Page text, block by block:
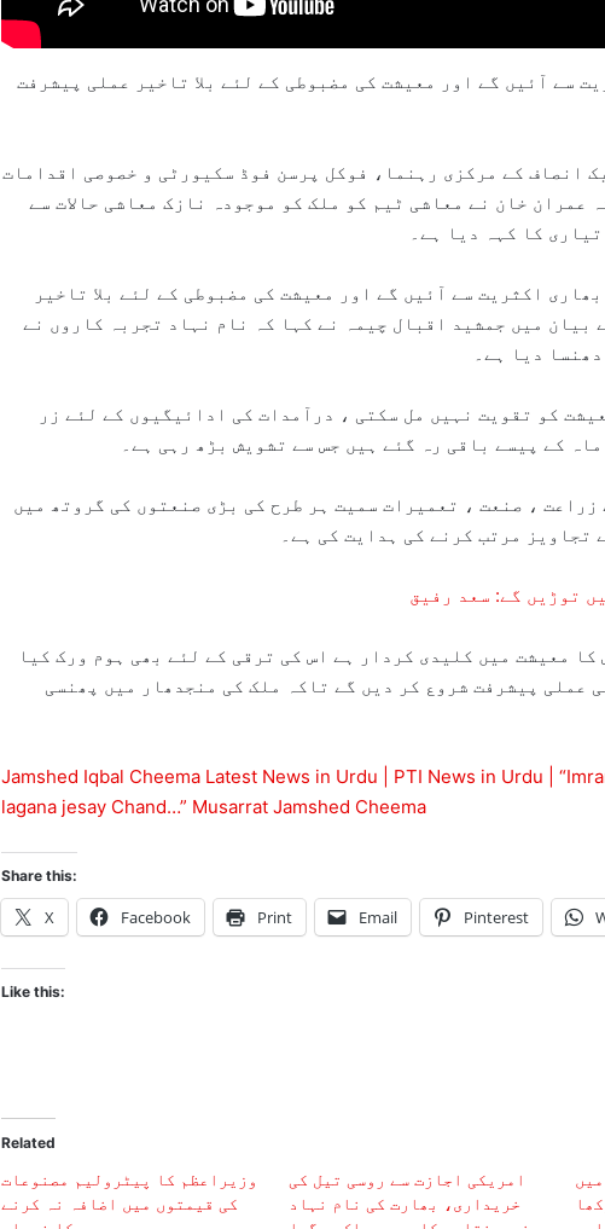
سے آئیں گے اور معیشت کی مضبوطی کے لئے بلا تاخیر عملی پیشرفت
انصاف کے مرکزی رہنما، فوکل پرسن فوڈ سکیورٹی و خصوصی اقدامات
عمران خان نے معاشی ٹیم کو ملک کو موجودہ نازک معاشی حالات سے
کا کہہ دیا ہے۔
اکثریت سے آئیں گے اور معیشت کی مضبوطی کے لئے بلا تاخیر
بیان میں جمشید اقبال چیمہ نے کہا کہ نام نہاد تجربہ کاروں نے
دیا ہے۔
کو تقویت نہیں مل سکتی ، درآمدات کی ادائیگیوں کے لئے زر
کے پیسے باقی رہ گئے ہیں جس سے تشویش بڑھ رہی ہے۔
زراعت ، صنعت ، تعمیرات سمیت ہر طرح کی بڑی صنعتوں کی گروتھ میں
تجاویز مرتب کرنے کی ہدایت کی ہے۔
توڑیں گے: سعد رفیق
معیشت میں کلیدی کردار ہے اس کی ترقی کے لئے بھی ہوم ورک کیا
عملی پیشرفت شروع کر دیں گے تاکہ ملک کی منجدھار میں پھنسی
Jamshed Iqbal Cheema Latest News in Urdu | PTI News in Urdu |
lagana jesay Chand…” Musarrat Jamshed Cheema
Share this:
X Facebook Print Email Pinterest
Like this:
Related
وزیراعظم کا پیٹرولیم مصنوعات
کی قیمتوں میں اضافہ نہ کرنے
امریکی اجازت سے روسی تیل کی
خریداری، بھارت کی نام نہاد